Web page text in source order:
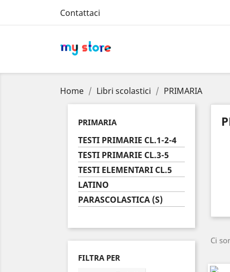
Contattaci
Home Libri scolastici PRIMARIA
PRIMARIA
TESTI PRIMARIE CL.1-2-4
TESTI PRIMARIE CL.3-5
TESTI ELEMENTARI CL.5
LATINO
PARASCOLASTICA (S)
FILTRA PER
Ci